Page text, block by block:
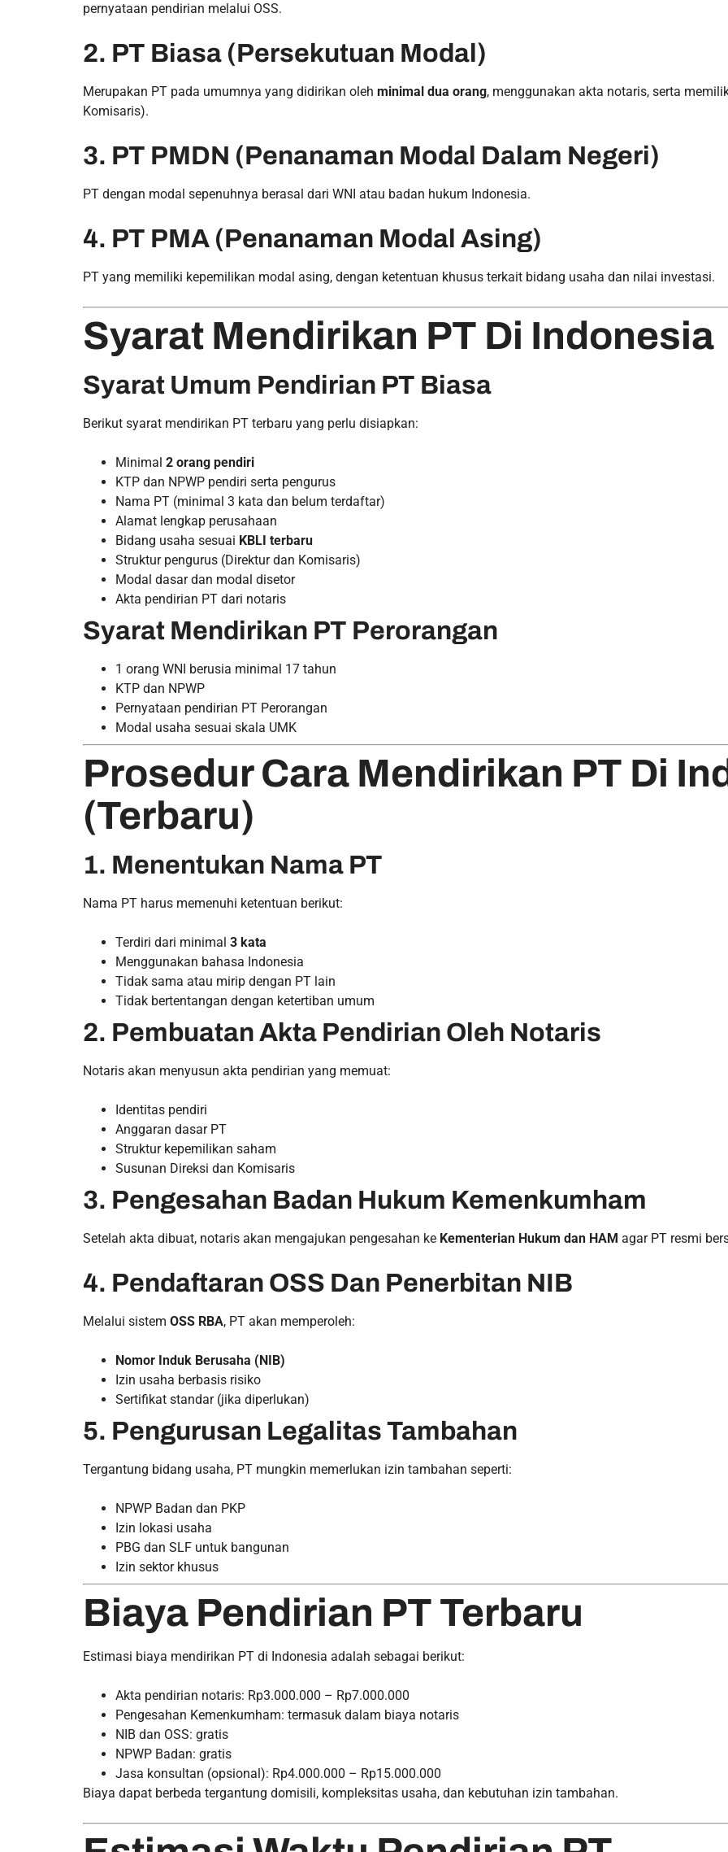
pernyataan pendirian melalui OSS.
2. PT Biasa (Persekutuan Modal)
Merupakan PT pada umumnya yang didirikan oleh minimal dua orang, menggunakan akta notaris, serta
Komisaris).
3. PT PMDN (Penanaman Modal Dalam Negeri)
PT dengan modal sepenuhnya berasal dari WNI atau badan hukum Indonesia.
4. PT PMA (Penanaman Modal Asing)
PT yang memiliki kepemilikan modal asing, dengan ketentuan khusus terkait bidang usaha dan nilai investasi.
Syarat Mendirikan PT Di Indonesia
Syarat Umum Pendirian PT Biasa
Berikut syarat mendirikan PT terbaru yang perlu disiapkan:
Minimal 2 orang pendiri
KTP dan NPWP pendiri serta pengurus
Nama PT (minimal 3 kata dan belum terdaftar)
Alamat lengkap perusahaan
Bidang usaha sesuai KBLI terbaru
Struktur pengurus (Direktur dan Komisaris)
Modal dasar dan modal disetor
Akta pendirian PT dari notaris
Syarat Mendirikan PT Perorangan
1 orang WNI berusia minimal 17 tahun
KTP dan NPWP
Pernyataan pendirian PT Perorangan
Modal usaha sesuai skala UMK
Prosedur Cara Mendirikan PT Di
(Terbaru)
1. Menentukan Nama PT
Nama PT harus memenuhi ketentuan berikut:
Terdiri dari minimal 3 kata
Menggunakan bahasa Indonesia
Tidak sama atau mirip dengan PT lain
Tidak bertentangan dengan ketertiban umum
2. Pembuatan Akta Pendirian Oleh Notaris
Notaris akan menyusun akta pendirian yang memuat:
Identitas pendiri
Anggaran dasar PT
Struktur kepemilikan saham
Susunan Direksi dan Komisaris
3. Pengesahan Badan Hukum Kemenkumham
Setelah akta dibuat, notaris akan mengajukan pengesahan ke Kementerian Hukum dan HAM agar PT resmi
4. Pendaftaran OSS Dan Penerbitan NIB
Melalui sistem OSS RBA, PT akan memperoleh:
Nomor Induk Berusaha (NIB)
Izin usaha berbasis risiko
Sertifikat standar (jika diperlukan)
5. Pengurusan Legalitas Tambahan
Tergantung bidang usaha, PT mungkin memerlukan izin tambahan seperti:
NPWP Badan dan PKP
Izin lokasi usaha
PBG dan SLF untuk bangunan
Izin sektor khusus
Biaya Pendirian PT Terbaru
Estimasi biaya mendirikan PT di Indonesia adalah sebagai berikut:
Akta pendirian notaris: Rp3.000.000 – Rp7.000.000
Pengesahan Kemenkumham: termasuk dalam biaya notaris
NIB dan OSS: gratis
NPWP Badan: gratis
Jasa konsultan (opsional): Rp4.000.000 – Rp15.000.000
Biaya dapat berbeda tergantung domisili, kompleksitas usaha, dan kebutuhan izin tambahan.